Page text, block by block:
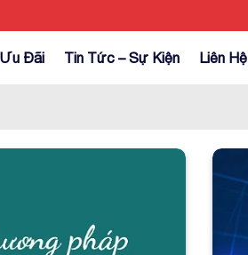
Ưu Đãi Tin Tức – Sự Kiện Liên Hệ